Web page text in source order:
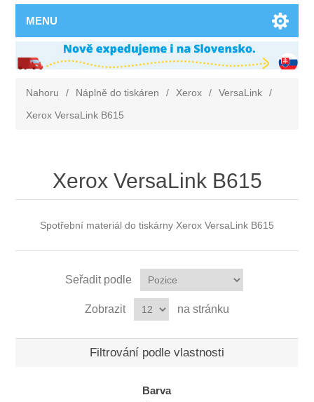
MENU
Nahoru / Náplně do tiskáren / Xerox / VersaLink
/
Xerox VersaLink B615
Xerox VersaLink B615
Spotřební materiál do tiskárny Xerox VersaLink B615
Seřadit podle
Zobrazit na stránku
Filtrování podle vlastnosti
Barva